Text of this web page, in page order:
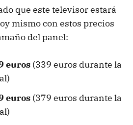
que este televisor estará
mismo con estos precios
del panel:
euros (339 euros durante la
euros (379 euros durante la